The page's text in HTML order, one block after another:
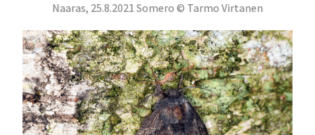
Naaras, 25.8.2021 Somero © Tarmo Virtanen